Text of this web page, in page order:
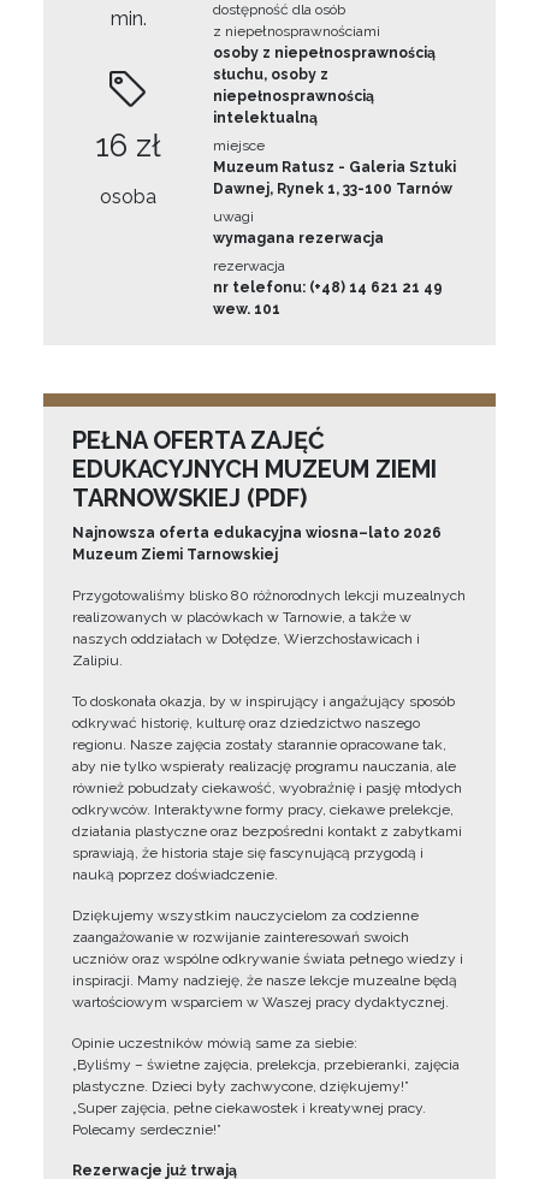
min.
16 zł
osoba
dostępność dla osób
z niepełnosprawnościami
osoby z niepełnosprawnością
słuchu, osoby z
niepełnosprawnością
intelektualną
miejsce
Muzeum Ratusz - Galeria Sztuki
Dawnej, Rynek 1, 33-100 Tarnów
uwagi
wymagana rezerwacja
rezerwacja
nr telefonu: (+48) 14 621 21 49
wew. 101
PEŁNA OFERTA ZAJĘĆ
EDUKACYJNYCH MUZEUM ZIEMI
TARNOWSKIEJ (PDF)
Najnowsza oferta edukacyjna wiosna–lato 2026
Muzeum Ziemi Tarnowskiej
Przygotowaliśmy blisko 80 różnorodnych lekcji muzealnych
realizowanych w placówkach w Tarnowie, a także w
naszych oddziałach w Dołędze, Wierzchosławicach i
Zalipiu.
To doskonała okazja, by w inspirujący i angażujący sposób
odkrywać historię, kulturę oraz dziedzictwo naszego
regionu. Nasze zajęcia zostały starannie opracowane tak,
aby nie tylko wspierały realizację programu nauczania, ale
również pobudzały ciekawość, wyobraźnię i pasję młodych
odkrywców. Interaktywne formy pracy, ciekawe prelekcje,
działania plastyczne oraz bezpośredni kontakt z zabytkami
sprawiają, że historia staje się fascynującą przygodą i
nauką poprzez doświadczenie.
Dziękujemy wszystkim nauczycielom za codzienne
zaangażowanie w rozwijanie zainteresowań swoich
uczniów oraz wspólne odkrywanie świata pełnego wiedzy i
inspiracji. Mamy nadzieję, że nasze lekcje muzealne będą
wartościowym wsparciem w Waszej pracy dydaktycznej.
Opinie uczestników mówią same za siebie:
„Byliśmy – świetne zajęcia, prelekcja, przebieranki, zajęcia
plastyczne. Dzieci były zachwycone, dziękujemy!”
„Super zajęcia, pełne ciekawostek i kreatywnej pracy.
Polecamy serdecznie!”
Rezerwacje już trwają